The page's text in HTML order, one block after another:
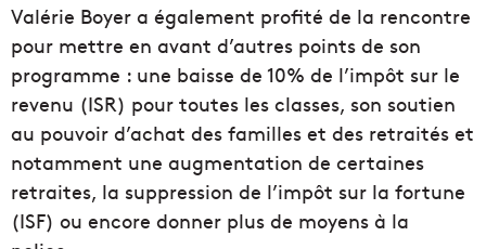
Valérie Boyer a également profité de la rencontre
pour mettre en avant d’autres points de son
programme : une baisse de 10% de l’impôt sur le
revenu (ISR) pour toutes les classes, son soutien
au pouvoir d’achat des familles et des retraités et
notamment une augmentation de certaines
retraites, la suppression de l’impôt sur la fortune
(ISF) ou encore donner plus de moyens à la